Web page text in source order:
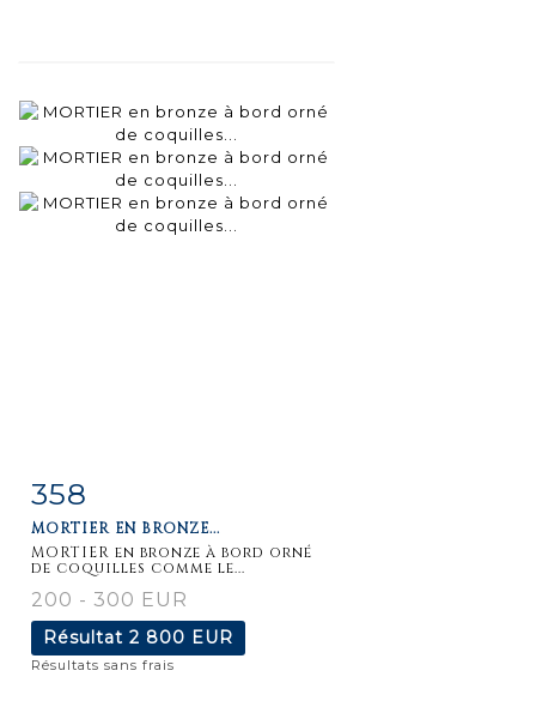
Fiche
détaillée
358
MORTIER EN BRONZE...
MORTIER en bronze à bord orné
de coquilles comme le...
200 - 300 EUR
Résultat 2 800 EUR
Résultats sans frais